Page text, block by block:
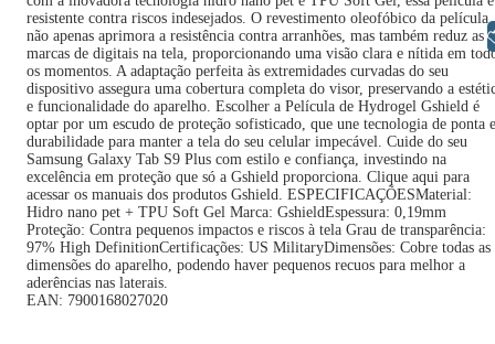
resistente contra riscos indesejados. O revestimento oleofóbico da película
não apenas aprimora a resistência contra arranhões, mas também reduz as
marcas de digitais na tela, proporcionando uma visão clara e nítida em
os momentos. A adaptação perfeita às extremidades curvadas do seu
dispositivo assegura uma cobertura completa do visor, preservando a
e funcionalidade do aparelho. Escolher a Película de Hydrogel Gshield é
optar por um escudo de proteção sofisticado, que une tecnologia de ponta e
durabilidade para manter a tela do seu celular impecável. Cuide do seu
Samsung Galaxy Tab S9 Plus com estilo e confiança, investindo na
excelência em proteção que só a Gshield proporciona. Clique aqui para
acessar os manuais dos produtos Gshield. ESPECIFICAÇÕESMaterial:
Hidro nano pet + TPU Soft Gel Marca: GshieldEspessura: 0,19mm
Proteção: Contra pequenos impactos e riscos à tela Grau de transparência:
97% High DefinitionCertificações: US MilitaryDimensões: Cobre todas as
dimensões do aparelho, podendo haver pequenos recuos para melhor a
aderências nas laterais.
EAN: 7900168027020
Libras